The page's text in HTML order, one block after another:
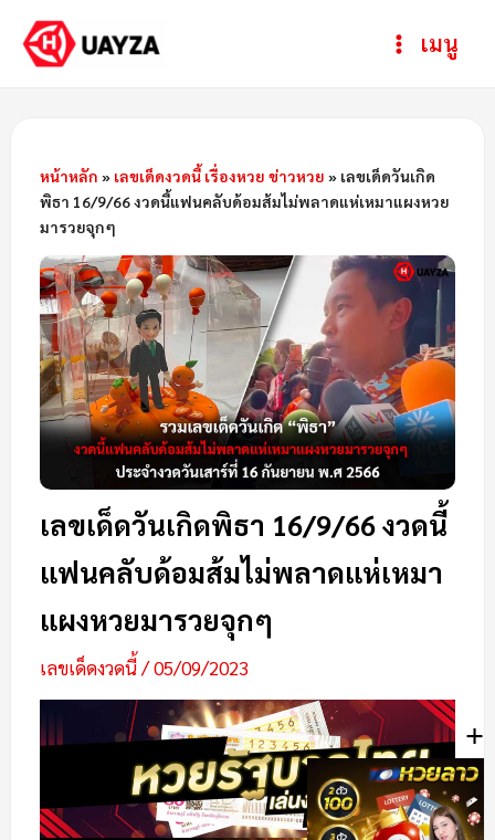
Mainเมนู
หน้าหลัก » เลขเด็ดงวดนี้ เรื่องหวย ข่าวหวย » เลขเด็ดวันเกิด
พิธา 16/9/66 งวดนี้แฟนคลับด้อมส้มไม่พลาดแห่เหมาแผงหวย
มารวยจุกๆ
เลขเด็ดวันเกิดพิธา 16/9/66 งวดนี้
แฟนคลับด้อมส้มไม่พลาดแห่เหมา
แผงหวยมารวยจุกๆ
เลขเด็ดงวดนี้/05/09/2023
Post
navigation
ห
ม
ห
+